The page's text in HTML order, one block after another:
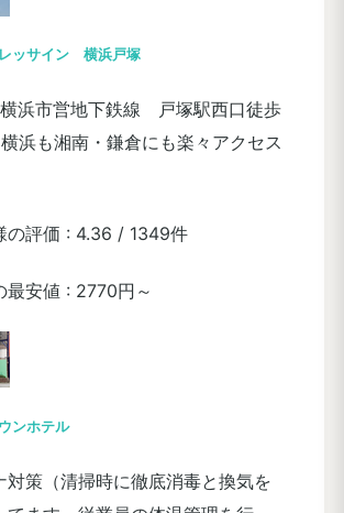
ッサイン 横浜戸塚
浜市営地下鉄線 戸塚駅西口徒歩
浜も湘南・鎌倉にも楽々アクセス
の評価 : 4.36 / 1349件
最安値 : 2770円～
ンホテル
対策（清掃時に徹底消毒と換気を